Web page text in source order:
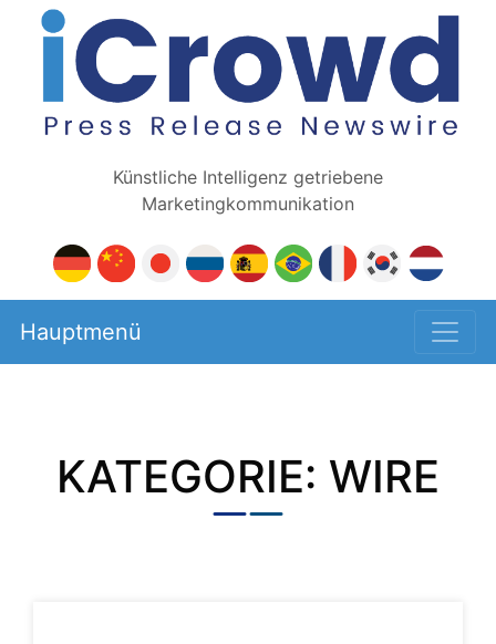
Künstliche Intelligenz getriebene
Marketingkommunikation
Hauptmenü
KATEGORIE: WIRE